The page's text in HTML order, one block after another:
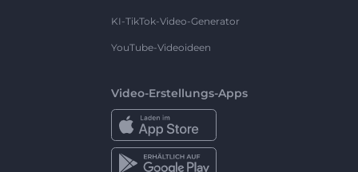
KI-TikTok-Video-Generator
YouTube-Videoideen
Video-Erstellungs-Apps